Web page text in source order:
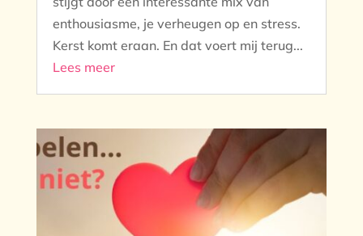
enthousiasme, je verheugen op en stress.
Kerst komt eraan. En dat voert mij terug...
Lees meer